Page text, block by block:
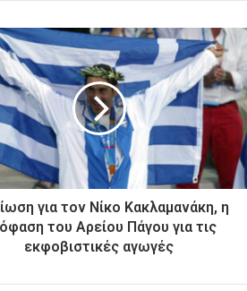
για τον Νίκο Κακλαμανάκη, η
του Αρείου Πάγου για τις
εκφοβιστικές αγωγές